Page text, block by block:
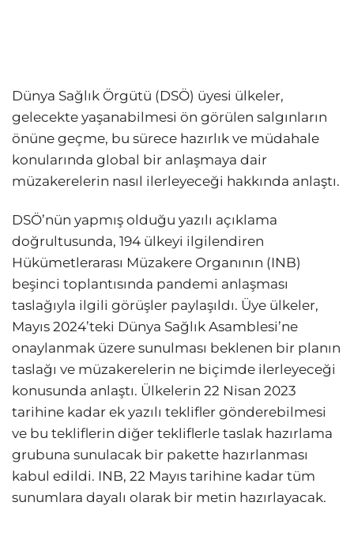
Dünya Sağlık Örgütü (DSÖ) üyesi ülkeler,
gelecekte yaşanabilmesi ön görülen salgınların
önüne geçme, bu sürece hazırlık ve müdahale
konularında global bir anlaşmaya dair
müzakerelerin nasıl ilerleyeceği hakkında anlaştı.
DSÖ’nün yapmış olduğu yazılı açıklama
doğrultusunda, 194 ülkeyi ilgilendiren
Hükümetlerarası Müzakere Organının (INB)
beşinci toplantısında pandemi anlaşması
taslağıyla ilgili görüşler paylaşıldı. Üye ülkeler,
Mayıs 2024’teki Dünya Sağlık Asamblesi’ne
onaylanmak üzere sunulması beklenen bir planın
taslağı ve müzakerelerin ne biçimde ilerleyeceği
konusunda anlaştı. Ülkelerin 22 Nisan 2023
tarihine kadar ek yazılı teklifler gönderebilmesi
ve bu tekliflerin diğer tekliflerle taslak hazırlama
grubuna sunulacak bir pakette hazırlanması
kabul edildi. INB, 22 Mayıs tarihine kadar tüm
sunumlara dayalı olarak bir metin hazırlayacak.